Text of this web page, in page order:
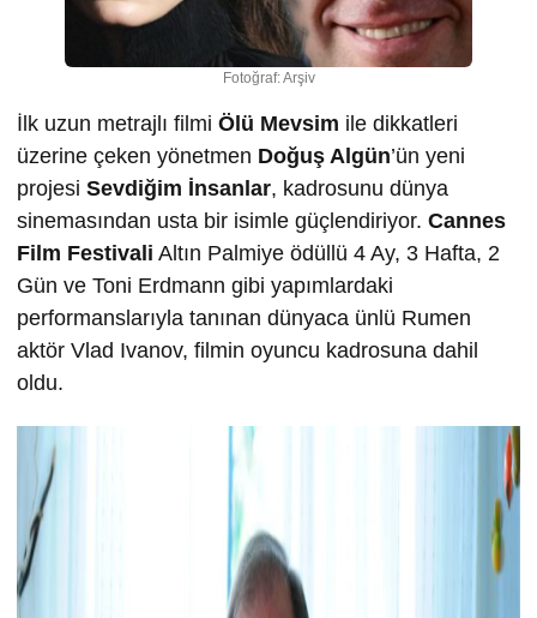
Fotoğraf: Arşiv
İlk uzun metrajlı filmi Ölü Mevsim ile dikkatleri
üzerine çeken yönetmen Doğuş Algün’ün yeni
projesi Sevdiğim İnsanlar, kadrosunu dünya
sinemasından usta bir isimle güçlendiriyor. Cannes
Film Festivali Altın Palmiye ödüllü 4 Ay, 3 Hafta, 2
Gün ve Toni Erdmann gibi yapımlardaki
performanslarıyla tanınan dünyaca ünlü Rumen
aktör Vlad Ivanov, filmin oyuncu kadrosuna dahil
oldu.